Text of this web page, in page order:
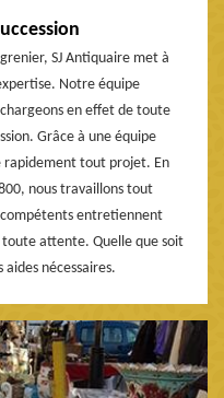
SJ Antiquaire met à
Notre équipe
en effet de toute
Grâce à une équipe
rapidement tout projet. En
nous travaillons tout
entretiennent
attente. Quelle que soit
nécessaires.